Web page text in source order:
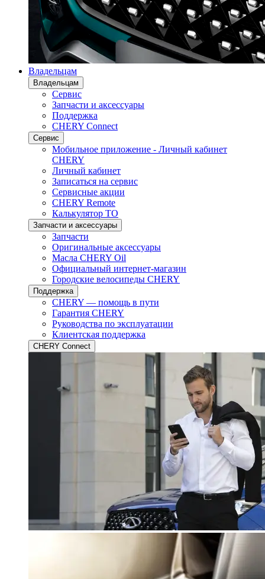
Владельцам
Владельцам
Сервис
Запчасти и аксессуары
Поддержка
CHERY Connect
Сервис
Мобильное приложение - Личный кабинет
CHERY
Личный кабинет
Записаться на сервис
Сервисные акции
CHERY Remote
Калькулятор ТО
Запчасти и аксессуары
Запчасти
Оригинальные аксессуары
Масла CHERY Oil
Официальный интернет-магазин
Городские велосипеды CHERY
Поддержка
CHERY — помощь в пути
Гарантия CHERY
Руководства по эксплуатации
Клиентская поддержка
CHERY Connect